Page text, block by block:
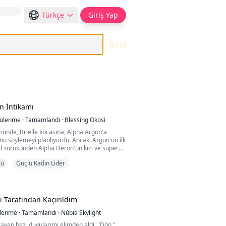
Türkçe Giriş Yap
İptal
İntikamı
·Tamamlandı · Blessing Okosi
Brielle kocasına, Alpha Argon'a
söylemeyi planlıyordu. Ancak, Argon'un ilk
sürüsünden Alpha Deron'un kızı ve süper
saklamayı planlarken, me...
Güçlü Kadın Lider
Kaçırıldım
·Tamamlandı · Núbia Skylight